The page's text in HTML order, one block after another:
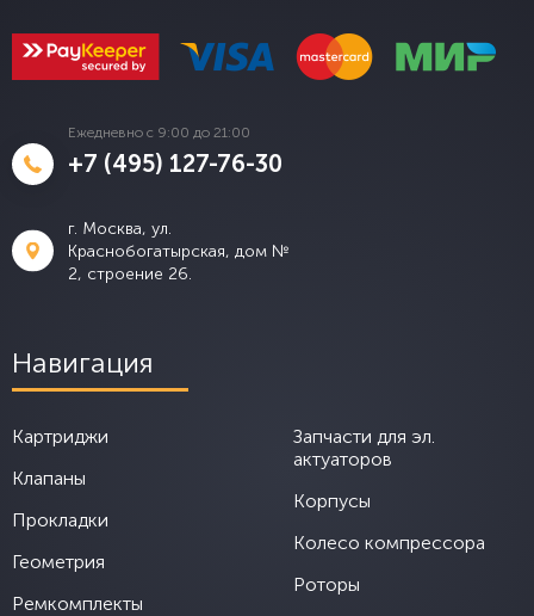
Ежедневно с 9:00 до 21:00
+7 (495) 127-76-30
г. Москва, ул.
Краснобогатырская, дом №
2, строение 26.
Навигация
Картриджи
Клапаны
Прокладки
Геометрия
Ремкомплекты
Запчасти для эл.
актуаторов
Корпусы
Колесо компрессора
Роторы